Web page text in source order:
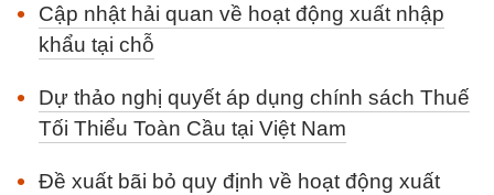
Cập nhật hải quan về hoạt động xuất nhập
khẩu tại chỗ
Dự thảo nghị quyết áp dụng chính sách Thuế
Tối Thiểu Toàn Cầu tại Việt Nam
Đề xuất bãi bỏ quy định về hoạt động xuất